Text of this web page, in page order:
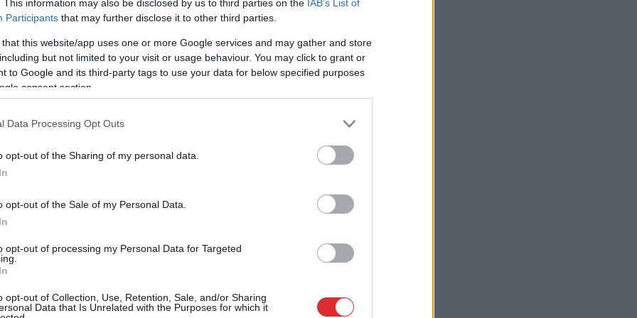
This information may also be disclosed by us to third parties on the IAB’s List of
Participants that may further disclose it to other third parties.
that this website/app uses one or more Google services and may gather and store
but not limited to your visit or usage behaviour. You may click to grant or
to Google and its third-party tags to use your data for below specified purposes
consent section.
Data Processing Opt Outs
opt-out of the Sharing of my personal data.
opt-out of the Sale of my Personal Data.
opt-out of processing my Personal Data for Targeted
opt-out of Collection, Use, Retention, Sale, and/or Sharing
Data that Is Unrelated with the Purposes for which it
(47%).
NO URĪNA NESATURĒŠANAS?
gultā.
doties ārpus mājas.
kustību neierobežojošu higiēnas izstrādājumu.
izmaksas papildu līdzekļiem – paladziņiem,
līdzekļiem u. c.
iespējami ilgāk.